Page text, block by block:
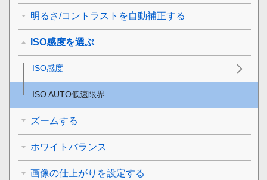
明るさ/コントラストを自動補正する
ISO感度を選ぶ
ISO感度
ISO AUTO低速限界
ズームする
ホワイトバランス
画像の仕上がりを設定する